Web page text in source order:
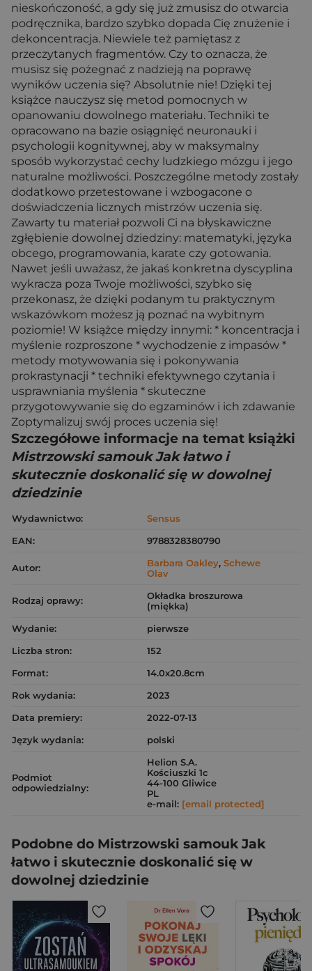
nieskończoność, a gdy się już zmusisz do otwarcia
podręcznika, bardzo szybko dopada Cię znużenie i
dekoncentracja. Niewiele też pamiętasz z
przeczytanych fragmentów. Czy to oznacza, że
musisz się pożegnać z nadzieją na poprawę
wyników uczenia się? Absolutnie nie! Dzięki tej
książce nauczysz się metod pomocnych w
opanowaniu dowolnego materiału. Techniki te
opracowano na bazie osiągnięć neuronauki i
psychologii kognitywnej, aby w maksymalny
sposób wykorzystać cechy ludzkiego mózgu i jego
naturalne możliwości. Poszczególne metody zostały
dodatkowo przetestowane i wzbogacone o
doświadczenia licznych mistrzów uczenia się.
Zawarty tu materiał pozwoli Ci na błyskawiczne
zgłębienie dowolnej dziedziny: matematyki, języka
obcego, programowania, karate czy gotowania.
Nawet jeśli uważasz, że jakaś konkretna dyscyplina
wykracza poza Twoje możliwości, szybko się
przekonasz, że dzięki podanym tu praktycznym
wskazówkom możesz ją poznać na wybitnym
poziomie! W książce między innymi: * koncentracja i
myślenie rozproszone * wychodzenie z impasów *
metody motywowania się i pokonywania
prokrastynacji * techniki efektywnego czytania i
usprawniania myślenia * skuteczne
przygotowywanie się do egzaminów i ich zdawanie
Zoptymalizuj swój proces uczenia się!
Szczegółowe informacje na temat książki
Mistrzowski samouk Jak łatwo i
skutecznie doskonalić się w dowolnej
dziedzinie
Wydawnictwo:
Sensus
EAN:
9788328380790
Autor: Barbara Oakley, Schewe
Olav
Rodzaj oprawy:
Okładka broszurowa
(miękka)
Wydanie:
pierwsze
Liczba stron:
152
Format:
14.0x20.8cm
Rok wydania:
2023
Data premiery:
2022-07-13
Język wydania:
polski
Podmiot
odpowiedzialny:
Helion S.A.
Kościuszki 1c
44-100 Gliwice
PL
e-mail: [email protected]
Podobne do Mistrzowski samouk Jak
łatwo i skutecznie doskonalić się w
dowolnej dziedzinie